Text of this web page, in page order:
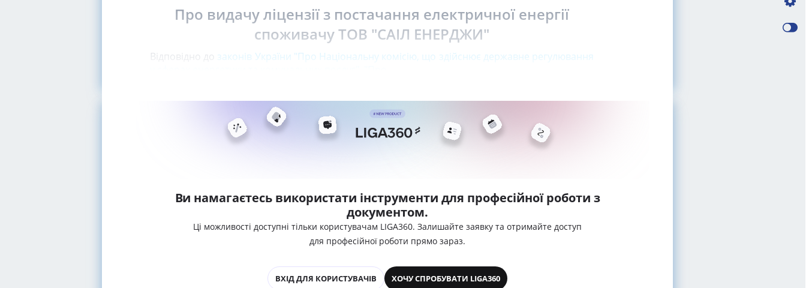
Про видачу ліцензії з постачання електричної енергії
споживачу ТОВ "САІЛ ЕНЕРДЖИ"
Відповідно до законів України "Про Національну комісію, що здійснює державне регулювання
Ви намагаєтесь використати інструменти для професійної роботи з
документом.
Ці можливості доступні тільки користувачам LIGA360. Залишайте заявку та отримайте доступ
для професійної роботи прямо зараз.
ВХІД ДЛЯ КОРИСТУВАЧІВ ХОЧУ СПРОБУВАТИ LIGA360